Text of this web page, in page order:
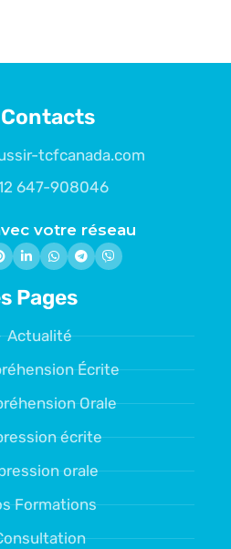
Contacts
tcfcanada.com
647-908046
votre réseau
Pages
Actualité
Écrite
Orale
écrite
orale
Formations